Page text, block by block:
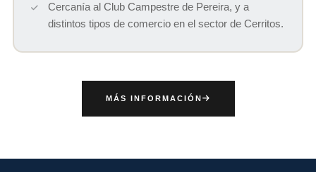
Cercanía al Club Campestre de Pereira, y a
distintos tipos de comercio en el sector de Cerritos.
MÁS INFORMACIÓN